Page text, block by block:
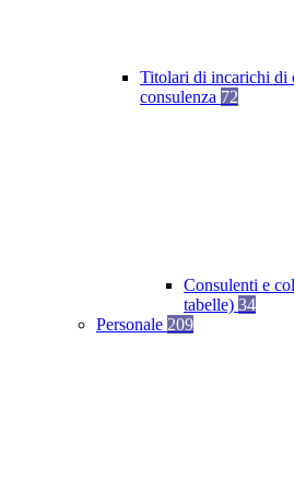
Titolari di incarichi di
consulenza 72
Consulenti e
tabelle) 34
Personale 209